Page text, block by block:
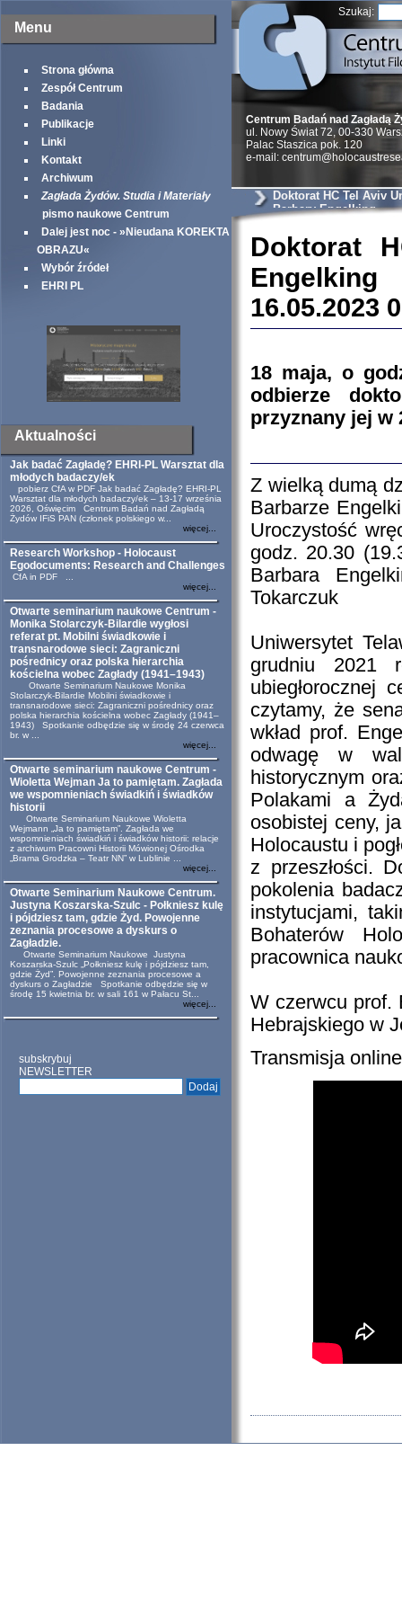
Menu
Strona główna
Zespół Centrum
Badania
Publikacje
Linki
Kontakt
Archiwum
Zagłada Żydów. Studia i Materiały
pismo naukowe Centrum
Dalej jest noc - »Nieudana KOREKTA
OBRAZU«
Wybór źródeł
EHRI PL
Aktualności
Jak badać Zagładę? EHRI-PL Warsztat dla
młodych badaczy/ek
pobierz CfA w PDF Jak badać Zagładę? EHRI-PL
Warsztat dla młodych badaczy/ek – 13-17 września
2026, Oświęcim Centrum Badań nad Zagładą
Żydów IFiS PAN (członek polskiego w...
więcej...
Research Workshop - Holocaust
Egodocuments: Research and Challenges
CfA in PDF ...
więcej...
Otwarte seminarium naukowe Centrum -
Monika Stolarczyk-Bilardie wygłosi
referat pt. Mobilni świadkowie i
transnarodowe sieci: Zagraniczni
pośrednicy oraz polska hierarchia
kościelna wobec Zagłady (1941–1943)
Otwarte Seminarium Naukowe Monika
Stolarczyk-Bilardie Mobilni świadkowie i
transnarodowe sieci: Zagraniczni pośrednicy oraz
polska hierarchia kościelna wobec Zagłady (1941–
1943) Spotkanie odbędzie się w środę 24 czerwca
br. w ...
więcej...
Otwarte seminarium naukowe Centrum -
Wioletta Wejman Ja to pamiętam. Zagłada
we wspomnieniach świadkiń i świadków
historii
Otwarte Seminarium Naukowe Wioletta
Wejmann „Ja to pamiętam”. Zagłada we
wspomnieniach świadkiń i świadków historii: relacje
z archiwum Pracowni Historii Mówionej Ośrodka
„Brama Grodzka – Teatr NN” w Lublinie ...
więcej...
Otwarte Seminarium Naukowe Centrum.
Justyna Koszarska-Szulc - Połkniesz kulę
i pójdziesz tam, gdzie Żyd. Powojenne
zeznania procesowe a dyskurs o
Zagładzie.
Otwarte Seminarium Naukowe Justyna
Koszarska-Szulc „Połkniesz kulę i pójdziesz tam,
gdzie Żyd”. Powojenne zeznania procesowe a
dyskurs o Zagładzie Spotkanie odbędzie się w
środę 15 kwietnia br. w sali 161 w Pałacu St...
więcej...
subskrybuj
NEWSLETTER
Szukaj:
Centrum Badań nad Zagładą
ul. Nowy Świat 72, 00-330
Palac Staszica pok. 120
e-mail:
Doktorat HC Tel Aviv
Barbary Engelking
Doktorat
Engelking
16.05.2023
18 maja, o
odbierze
przyznany jej w
Z wielką dumą
Barbarze
Uroczystość
godz. 20.30
Barbara
Tokarczuk
Uniwersytet
grudniu 2021
ubiegłorocznej
czytamy, że
wkład prof.
odwagę w
historycznym
Polakami a
osobistej ceny,
Holocaustu i
z przeszłości.
pokolenia
instytucjami,
Bohaterów
pracownica
W czerwcu prof.
Hebrajskiego w
Transmisja online